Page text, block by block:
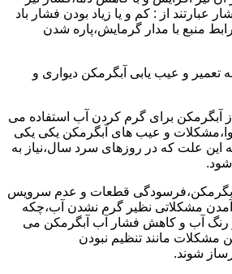
عبارتند از : کم و یا زیاد بودن فشار باد
منبع با مدار گرمایش،پاره شدن
تعمیر و عیب یابی آبگرمکن دیواری و
آبگرمکن برای گرم کردن آب استفاده می
و عیب های آبگرمکن یکی یکی
این علت که در روزهای سرد سال،نیاز به
آبگرمکن،فرسودگی قطعات و عدم سرویس
مشکلاتی نظیر گرم نشدن آب،چکه
رنگ آب و کاهش فشار آب آبگرمکن می
مشکلات مانند تنظیم نبودن
شوند.